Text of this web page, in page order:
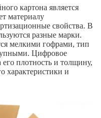
картона является
материалу
свойства. В
разные марки.
мелкими гофрами, тип
Цифровое
его плотность и толщину,
характеристики и